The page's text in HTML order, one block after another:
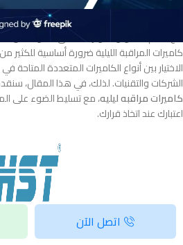
مع تقدم التكنولوجيا وتزايد القلق بشأن الأمن
كاميرات المراقبة الليلية ضرورة أساسية
الاختيار بين أنواع الكاميرات المتعددة
الشركات والتقنيات. لذلك، في هذا المقال،
كاميرات مراقبه ليليه، مع تسليط الضوء على
اعتبارك عند اتخاذ قرارك.
اتصل الآن